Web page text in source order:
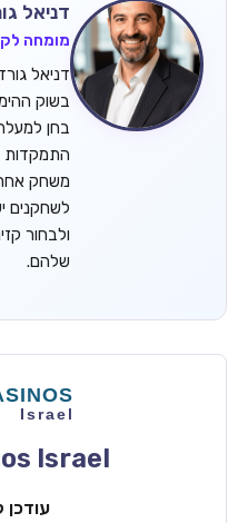
דניאל
מומחה
דניאל
התמקדות
משחק
לשחקנים
ולבחור
שלהם.
Israel
עודכן